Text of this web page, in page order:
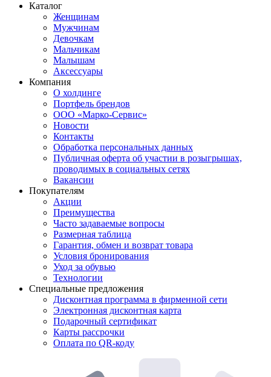
Каталог
Женщинам
Мужчинам
Девочкам
Мальчикам
Малышам
Аксессуары
Компания
О холдинге
Портфель брендов
ООО «Марко-Сервис»
Новости
Контакты
Обработка персональных данных
Публичная оферта об участии в розыгрышах,
проводимых в социальных сетях
Вакансии
Покупателям
Акции
Преимущества
Часто задаваемые вопросы
Размерная таблица
Гарантия, обмен и возврат товара
Условия бронирования
Уход за обувью
Технологии
Специальные предложения
Дисконтная программа в фирменной сети
Электронная дисконтная карта
Подарочный сертификат
Карты рассрочки
Оплата по QR-коду